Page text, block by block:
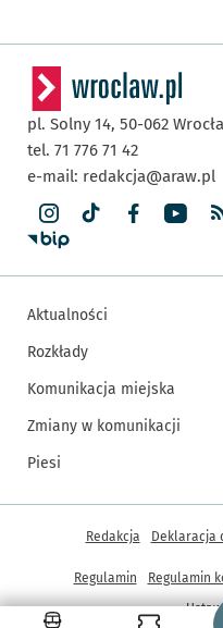
pl. Solny 14, 50-062
tel. 71 776 71 42
e-mail: redakcja@araw.pl
Aktualności
Rozkłady
Komunikacja miejska
Zmiany w komunikacji
Piesi
Inne informacje
Redakcja Deklaracja
Regulamin Regulamin